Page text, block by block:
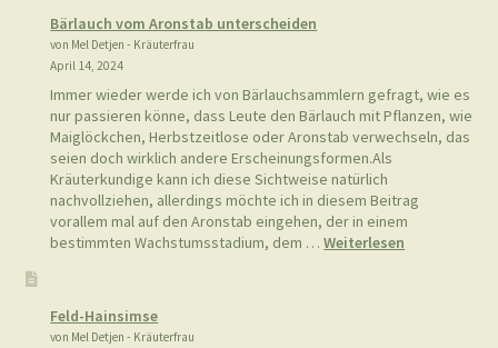
Bärlauch vom Aronstab unterscheiden
von Mel Detjen - Kräuterfrau
April 14, 2024
Immer wieder werde ich von Bärlauchsammlern gefragt, wie es
nur passieren könne, dass Leute den Bärlauch mit Pflanzen, wie
Maiglöckchen, Herbstzeitlose oder Aronstab verwechseln, das
seien doch wirklich andere Erscheinungsformen.Als
Kräuterkundige kann ich diese Sichtweise natürlich
nachvollziehen, allerdings möchte ich in diesem Beitrag
vorallem mal auf den Aronstab eingehen, der in einem
bestimmten Wachstumsstadium, dem …Weiterlesen
Feld-Hainsimse
von Mel Detjen - Kräuterfrau